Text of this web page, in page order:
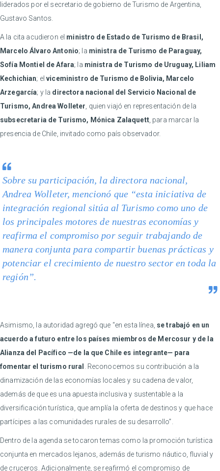
liderados por el secretario de gobierno de Turismo de Argentina,
Gustavo Santos.
A la cita acudieron el ministro de Estado de Turismo de Brasil,
Marcelo Álvaro Antonio; la ministra de Turismo de Paraguay,
Sofía Montiel de Afara; la ministra de Turismo de Uruguay, Liliam
Kechichian; elviceministro de Turismo de Bolivia, Marcelo
Arzegarcía; y la directora nacional del Servicio Nacional de
Turismo, Andrea Wolleter , quien viajó en representación de la
subsecretaria de Turismo, Mónica Zalaquett, para marcar la
presencia de Chile, invitado como país observador.
Sobre su participación, la directora nacional,
Andrea Wolleter, mencionó que “esta iniciativa de
integración regional sitúa al Turismo como uno de
los principales motores de nuestras economías y
reafirma el compromiso por seguir trabajando de
manera conjunta para compartir buenas prácticas y
potenciar el crecimiento de nuestro sector en toda la
región”.
Asimismo, la autoridad agregó que “en esta línea, se trabajó en un
acuerdo a futuro entre los países miembros de Mercosur y de la
Alianza del Pacífico —de la que Chile es integrante— para
fomentar el turismo rural
. Reconocemos su contribución a la
dinamización de las economías locales y su cadena de valor,
además de que es una apuesta inclusiva y sustentable a la
diversificación turística, que amplía la oferta de destinos y que hace
partícipes a las comunidades rurales de su desarrollo”.
Dentro de la agenda se tocaron temas como la promoción turística
conjunta en mercados lejanos, además de turismo náutico, fluvial y
de cruceros. Adicionalmente, se reafirmó el compromiso de